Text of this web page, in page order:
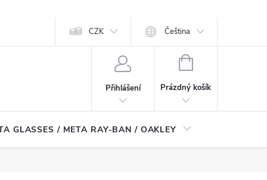
CZK Čeština
Přihlášení
NÁKUPNÍ
Prázdný košík
GLASSES / META RAY-BAN / OAKLEY